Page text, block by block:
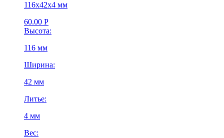
116х42х4 мм
60.00 Р
Высота:
116 мм
Ширина:
42 мм
Литье:
4 мм
Вес: